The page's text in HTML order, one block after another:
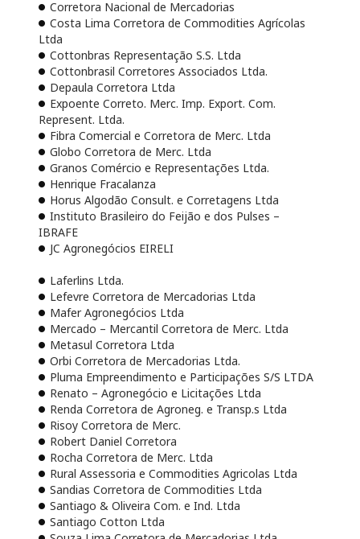
Corretora Nacional de Mercadorias
Costa Lima Corretora de Commodities Agrícolas
Ltda
Cottonbras Representação S.S. Ltda
Cottonbrasil Corretores Associados Ltda.
Depaula Corretora Ltda
Expoente Correto. Merc. Imp. Export. Com.
Represent. Ltda.
Fibra Comercial e Corretora de Merc. Ltda
Globo Corretora de Merc. Ltda
Granos Comércio e Representações Ltda.
Henrique Fracalanza
Horus Algodão Consult. e Corretagens Ltda
Instituto Brasileiro do Feijão e dos Pulses –
IBRAFE
JC Agronegócios EIRELI
Laferlins Ltda.
Lefevre Corretora de Mercadorias Ltda
Mafer Agronegócios Ltda
Mercado – Mercantil Corretora de Merc. Ltda
Metasul Corretora Ltda
Orbi Corretora de Mercadorias Ltda.
Pluma Empreendimento e Participações S/S LTDA
Renato – Agronegócio e Licitações Ltda
Renda Corretora de Agroneg. e Transp.s Ltda
Risoy Corretora de Merc.
Robert Daniel Corretora
Rocha Corretora de Merc. Ltda
Rural Assessoria e Commodities Agricolas Ltda
Sandias Corretora de Commodities Ltda
Santiago & Oliveira Com. e Ind. Ltda
Santiago Cotton Ltda